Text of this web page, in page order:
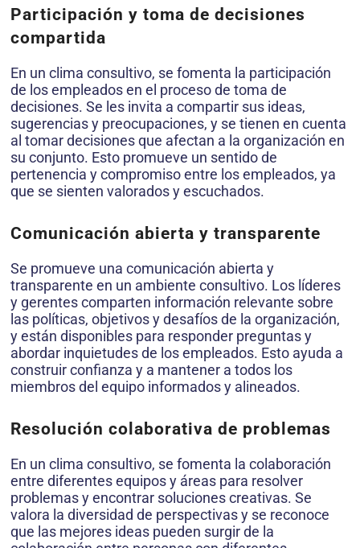
Participación y toma de decisiones
compartida
En un clima consultivo, se fomenta la participación
de los empleados en el proceso de toma de
decisiones. Se les invita a compartir sus ideas,
sugerencias y preocupaciones, y se tienen en cuenta
al tomar decisiones que afectan a la organización en
su conjunto. Esto promueve un sentido de
pertenencia y compromiso entre los empleados, ya
que se sienten valorados y escuchados.
Comunicación abierta y transparente
Se promueve una comunicación abierta y
transparente en un ambiente consultivo. Los líderes
y gerentes comparten información relevante sobre
las políticas, objetivos y desafíos de la organización,
y están disponibles para responder preguntas y
abordar inquietudes de los empleados. Esto ayuda a
construir confianza y a mantener a todos los
miembros del equipo informados y alineados.
Resolución colaborativa de problemas
En un clima consultivo, se fomenta la colaboración
entre diferentes equipos y áreas para resolver
problemas y encontrar soluciones creativas. Se
valora la diversidad de perspectivas y se reconoce
que las mejores ideas pueden surgir de la